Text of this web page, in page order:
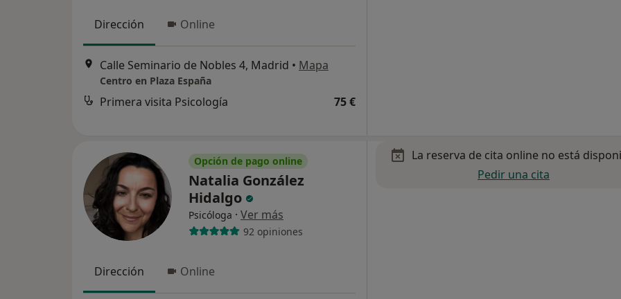
Dirección Online
Calle Seminario de Nobles 4, Madrid • Mapa
Centro en Plaza España
Primera visita Psicología 75 €
Opción de pago online
Natalia González
Hidalgo
Psicóloga · Ver más
92 opiniones
Dirección Online
La reserva de cita online no está
Pedir una cita